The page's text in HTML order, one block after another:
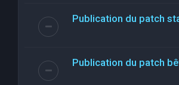
Publication du patch
Publication du patch